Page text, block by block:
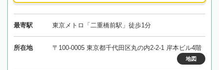
最寄駅 東京メトロ「二重橋前駅」徒歩1分
所在地 〒100-0005 東京都千代田区丸の内2-2-1 岸本ビル4階
地図